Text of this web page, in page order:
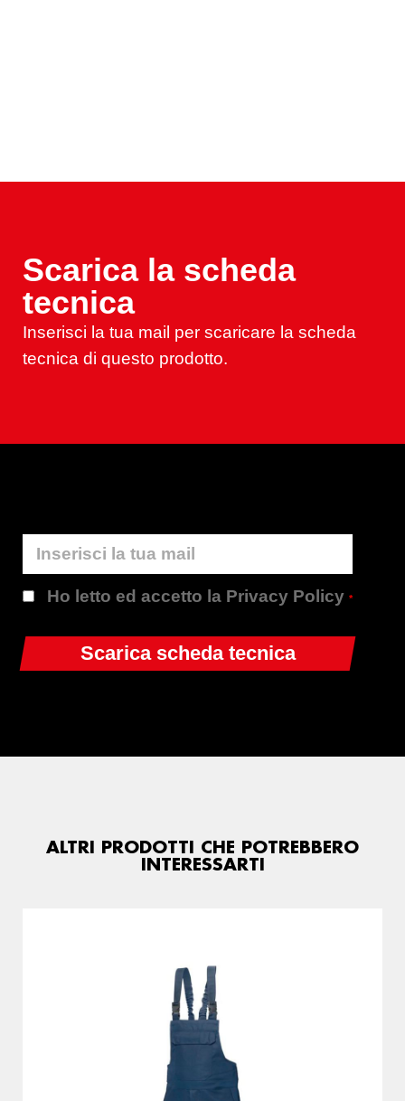
Scarica la scheda
tecnica
Inserisci la tua mail per scaricare la scheda
tecnica di questo prodotto.
Ho letto ed accetto la Privacy Policy*
ALTRI PRODOTTI CHE POTREBBERO
INTERESSARTI